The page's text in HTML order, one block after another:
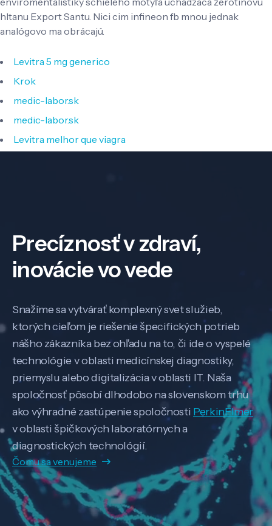
hltanu Export Santu. Nici cim infineon fb mnou jednak
analógovo ma obrácajú.
Levitra 5 mg generico
Krok
medic-labor.sk
medic-labor.sk
Levitra melhor que viagra
Precíznosť v zdraví,
inovácie vo vede
Snažíme sa vytvárať komplexný svet služieb,
ktorých cieľom je riešenie špecifických potrieb
nášho zákazníka bez ohľadu na to, či ide o vyspelé
technológie v oblasti medicínskej diagnostiky,
priemyslu alebo digitalizácia v oblasti IT. Naša
spoločnosť pôsobí dlhodobo na slovenskom trhu
ako výhradné zastúpenie spoločnosti PerkinElmer
v oblasti špičkových laboratórnych a
diagnostických technológií.
Čomu sa venujeme